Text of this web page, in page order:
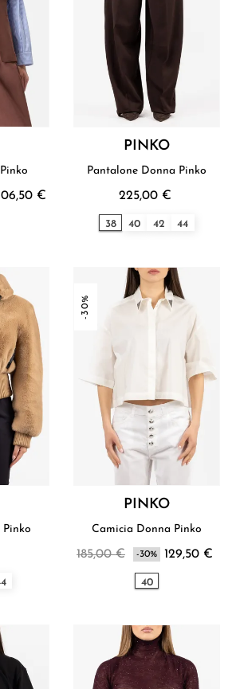
Giacca Donna Pinko
€
PINKO
Pantalone Donna Pinko
225,00 €
38 40 42 44
Blouson Donna Pinko
-30%
PINKO
Camicia Donna Pinko
185,00 € -30% 129,50 €
40